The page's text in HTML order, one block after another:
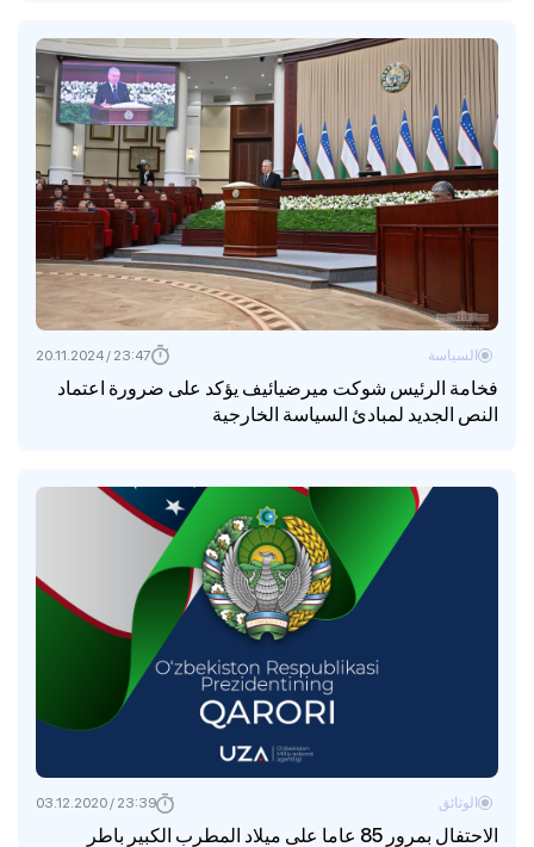
فخامة الرئيس شوكت ميرضيائيف يؤكد على ضرورة اعتماد
النص الجديد لمبادئ السياسة الخارجية
السياسة 23:47 / 20.11.2024
الاحتفال بمرور 85 عاما على ميلاد المطرب الكبير باطر
الوثائق 23:39 / 03.12.2020